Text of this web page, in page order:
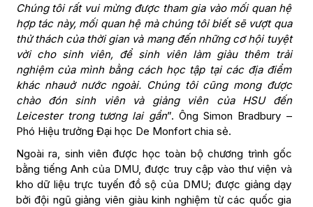
Chúng tôi rất vui mừng được tham gia vào mối quan hệ
hợp tác này, mối quan hệ mà chúng tôi biết sẽ vượt qua
thử thách của thời gian và mang đến những cơ hội tuyệt
vời cho sinh viên, để sinh viên làm giàu thêm trải
nghiệm của mình bằng cách học tập tại các địa điểm
khác nhauở nước ngoài. Chúng tôi cũng mong được
chào đón sinh viên và giảng viên của HSU đến
Leicester trong tương lai gần”. Ông Simon Bradbury –
Phó Hiệu trưởng Đại học De ​​Monfort chia sẻ.
Ngoài ra, sinh viên được học toàn bộ chương trình gốc
bằng tiếng Anh của DMU, được truy cập vào thư viện và
kho dữ liệu trực tuyến đồ sộ của DMU; được giảng dạy
bởi đội ngũ giảng viên giàu kinh nghiệm từ các quốc gia